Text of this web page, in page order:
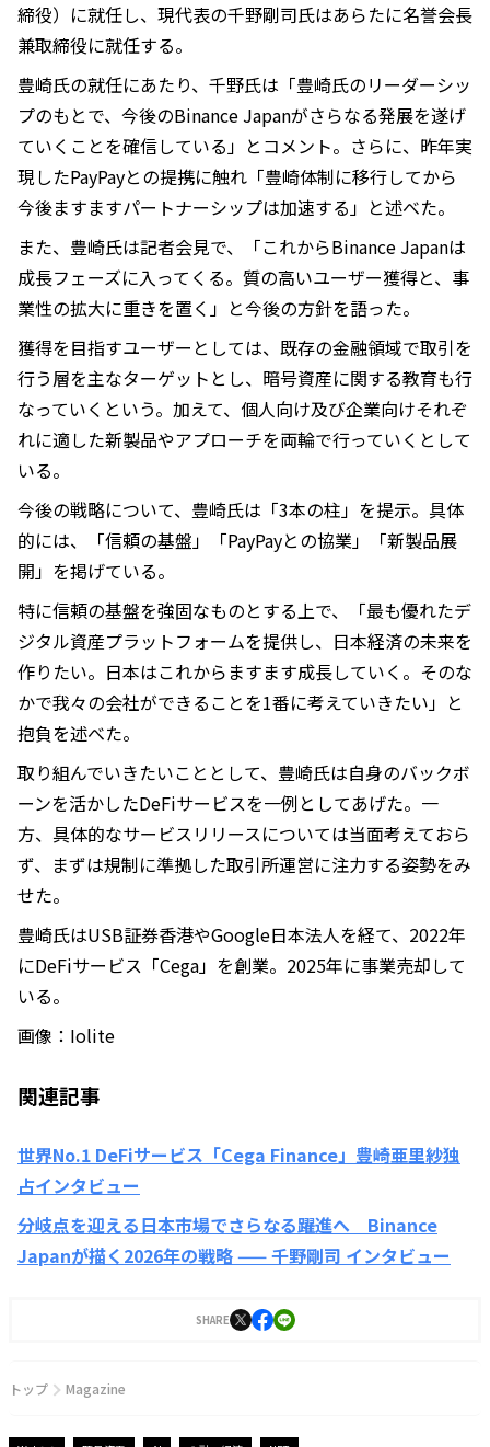
締役）に就任し、現代表の千野剛司氏はあらたに名誉会長
兼取締役に就任する。
豊崎氏の就任にあたり、千野氏は「豊崎氏のリーダーシッ
プのもとで、今後のBinance Japanがさらなる発展を遂げ
ていくことを確信している」とコメント。さらに、昨年実
現したPayPayとの提携に触れ「豊崎体制に移行してから
今後ますますパートナーシップは加速する」と述べた。
また、豊崎氏は記者会見で、「これからBinance Japanは
成長フェーズに入ってくる。質の高いユーザー獲得と、事
業性の拡大に重きを置く」と今後の方針を語った。
獲得を目指すユーザーとしては、既存の金融領域で取引を
行う層を主なターゲットとし、暗号資産に関する教育も行
なっていくという。加えて、個人向け及び企業向けそれぞ
れに適した新製品やアプローチを両輪で行っていくとして
いる。
今後の戦略について、豊崎氏は「3本の柱」を提示。具体
的には、「信頼の基盤」「PayPayとの協業」「新製品展
開」を掲げている。
特に信頼の基盤を強固なものとする上で、「最も優れたデ
ジタル資産プラットフォームを提供し、日本経済の未来を
作りたい。日本はこれからますます成長していく。そのな
かで我々の会社ができることを1番に考えていきたい」と
抱負を述べた。
取り組んでいきたいこととして、豊崎氏は自身のバックボ
ーンを活かしたDeFiサービスを一例としてあげた。一
方、具体的なサービスリリースについては当面考えておら
ず、まずは規制に準拠した取引所運営に注力する姿勢をみ
せた。
豊崎氏はUSB証券香港やGoogle日本法人を経て、2022年
にDeFiサービス「Cega」を創業。2025年に事業売却して
いる。
画像：Iolite
関連記事
世界No.1 DeFiサービス「Cega Finance」豊崎亜里紗独
占インタビュー
分岐点を迎える日本市場でさらなる躍進へ Binance
Japanが描く2026年の戦略 —— 千野剛司 インタビュー
SHARE
トップ Magazine